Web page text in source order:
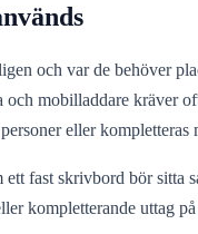
och var de behöver
mobilladdare
eller kompletteras
fast skrivbord bör
kompletterande uttag